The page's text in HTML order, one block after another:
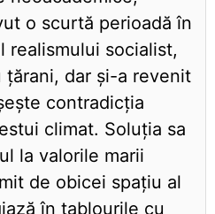
o scurtă perioadă în
realismului socialist,
dar și-a revenit
contradicția
climat. Soluția sa
la valorile marii
de obicei spațiu al
în tablourile cu